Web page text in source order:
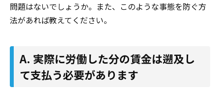
問題はないでしょうか。また、このような事態を防ぐ方
法があれば教えてください。
A. 実際に労働した分の賃金は遡及し
て支払う必要があります